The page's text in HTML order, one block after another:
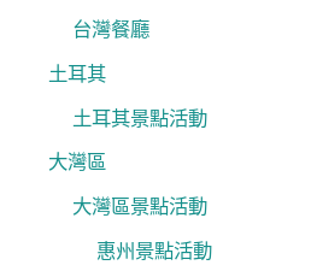
台灣餐廳
土耳其
土耳其景點活動
大灣區
大灣區景點活動
惠州景點活動